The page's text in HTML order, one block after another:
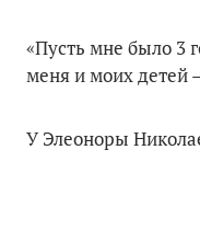
«Пусть мне было 3
меня и моих детей
У Элеоноры